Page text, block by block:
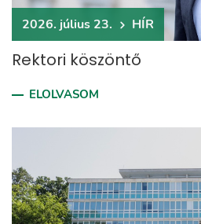
2026. július 23. HÍR
Rektori köszöntő
ELOLVASOM